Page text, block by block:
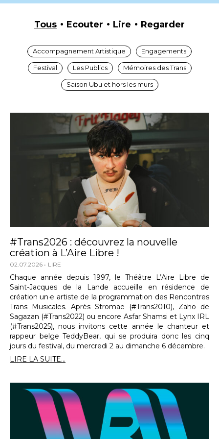
Tous Ecouter Lire Regarder
Accompagnement Artistique Engagements
Festival Les Publics Mémoires des Trans
Saison Ubu et hors les murs
#Trans2026 : découvrez la nouvelle
création à L’Aire Libre !
02.07.2026 LIRE
Chaque année depuis 1997, le Théâtre L’Aire Libre de
Saint-Jacques de la Lande accueille en résidence de
création un·e artiste de la programmation des Rencontres
Trans Musicales. Après Stromae (#Trans2010), Zaho de
Sagazan (#Trans2022) ou encore Asfar Shamsi et Lynx IRL
(#Trans2025), nous invitons cette année le chanteur et
rappeur belge TeddyBear, qui se produira donc les cinq
jours du festival, du mercredi 2 au dimanche 6 décembre.
LIRE LA SUITE...